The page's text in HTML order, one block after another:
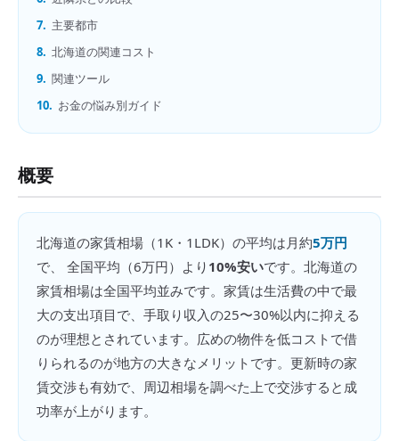
7. 主要都市
8. 北海道の関連コスト
9. 関連ツール
10. お金の悩み別ガイド
概要
北海道の家賃相場（1K・1LDK） の平均は月約5万円
で、 全国平均（6万円）より 10%安いです。 北海道の
家賃相場は全国平均並みです。家賃は生活費の中で最
大の支出項目で、手取り収入の25〜30%以内に抑える
のが理想とされています。広めの物件を低コストで借
りられるのが地方の大きなメリットです。更新時の家
賃交渉も有効で、周辺相場を調べた上で交渉すると成
功率が上がります。